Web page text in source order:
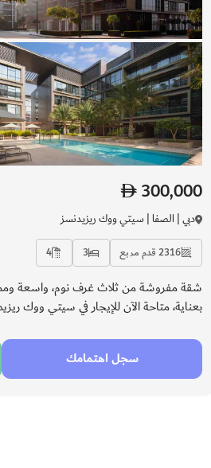
300,000
دبي | الصفا | سيتي ووك ريزيدنسز
2316 قدم مربع 3
4
شقة مفروشة من ثلاث غرف نوم، واسعة
بعناية، متاحة الآن للإيجار في سيتي ووك
الساعة مع إدارة مرافق عالية الكفاءة، مما
المقيمين. تتميز بتشطيبات أنيقة
متوازنة، وهي الخيار الأمثل للعائلات الباحثة
سجل اهتمامك